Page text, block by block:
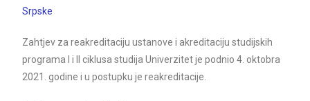
Srpske
Zahtjev za reakreditaciju ustanove i akreditaciju studijskih
programa I i II ciklusa studija Univerzitet je podnio 4. oktobra
2021. godine i u postupku je reakreditacije.